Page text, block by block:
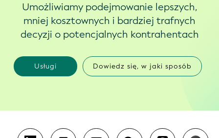
Umożliwiamy podejmowanie lepszych,
mniej kosztownych i bardziej trafnych
decyzji o potencjalnych kontrahentach
Usługi Dowiedz się, w jaki sposób